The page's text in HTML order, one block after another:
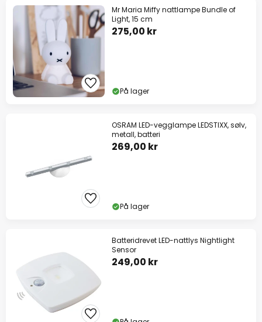
Mr Maria Miffy nattlampe Bundle of
Light, 15 cm
275,00 kr
På lager
OSRAM LED-vegglampe LEDSTIXX, sølv,
metall, batteri
269,00 kr
På lager
Batteridrevet LED-nattlys Nightlight
Sensor
249,00 kr